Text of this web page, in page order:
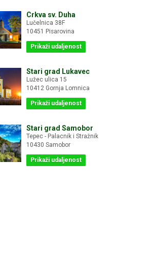
Crkva sv. Duha
Lučelnica 38F
10451 Pisarovina
Prikaži udaljenost
Stari grad Lukavec
Lužec ulica 15
10412 Gornja Lomnica
Prikaži udaljenost
Stari grad Samobor
Tepec - Palacnik i Stražnik
10430 Samobor
Prikaži udaljenost